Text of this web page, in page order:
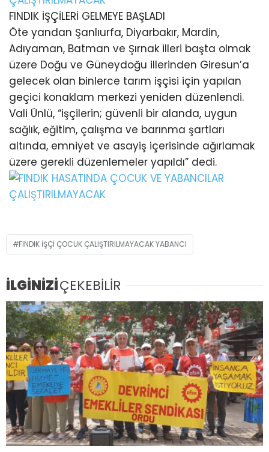
FINDIK İŞÇİLERİ GELMEYE BAŞLADI
Öte yandan Şanlıurfa, Diyarbakır, Mardin,
Adıyaman, Batman ve Şırnak illeri başta olmak
üzere Doğu ve Güneydoğu illerinden Giresun’a
gelecek olan binlerce tarım işçisi için yapılan
geçici konaklam merkezi yeniden düzenlendi.
Vali Ünlü, “işçilerin; güvenli bir alanda, uygun
sağlık, eğitim, çalışma ve barınma şartları
altında, emniyet ve asayiş içerisinde ağırlamak
üzere gerekli düzenlemeler yapıldı” dedi.
FINDIK İŞÇİ ÇOCUK ÇALIŞTIRILMAYACAK YABANCI
İLGİNİZİÇEKEBİLİR